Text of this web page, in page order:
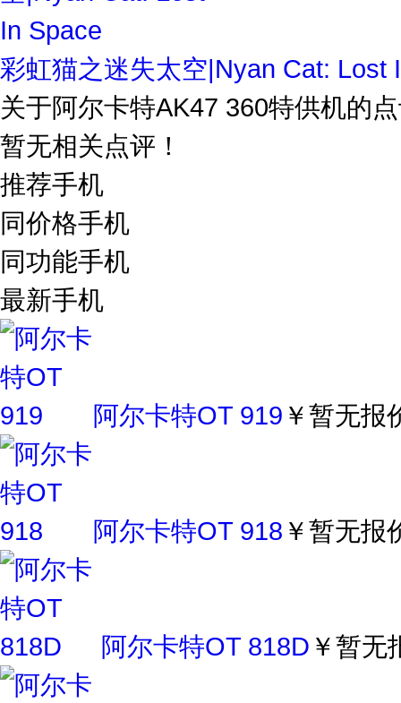
彩虹猫之迷失太空|Nyan Cat: Lost
关于阿尔卡特AK47 360特供机的
暂无相关点评！
推荐手机
同价格手机
同功能手机
最新手机
阿尔卡特OT 919 ￥暂无报
阿尔卡特OT 918 ￥暂无报
阿尔卡特OT 818D ￥暂无